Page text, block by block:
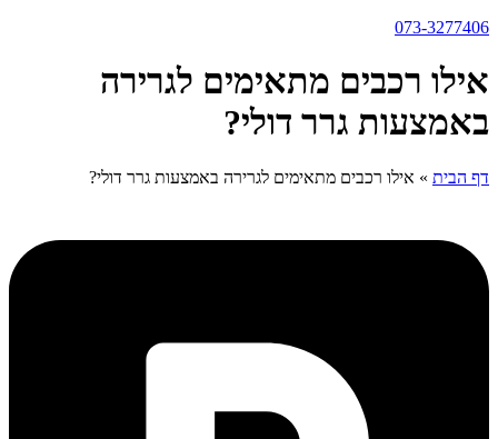
073-3277406
אילו רכבים מתאימים לגרירה
באמצעות גרר דולי?
דף הבית » אילו רכבים מתאימים לגרירה באמצעות גרר דולי?